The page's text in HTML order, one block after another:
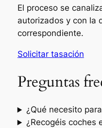
El proceso se
autorizados y con la
correspondiente.
Solicitar tasación
Preguntas
¿Qué necesito
¿Recogéis coches